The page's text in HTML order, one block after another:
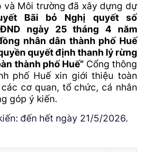
và Môi trường đã xây dựng dự
Bãi bỏ Nghị quyết số
ngày 25 tháng 4 năm
nhân dân thành phố Huế
quyết định thanh lý rừng
thành phố Huế” Cổng thông
phố Huế xin giới thiệu toàn
cơ quan, tổ chức, cá nhân
góp ý kiến.
đến hết ngày 21/5/2026.